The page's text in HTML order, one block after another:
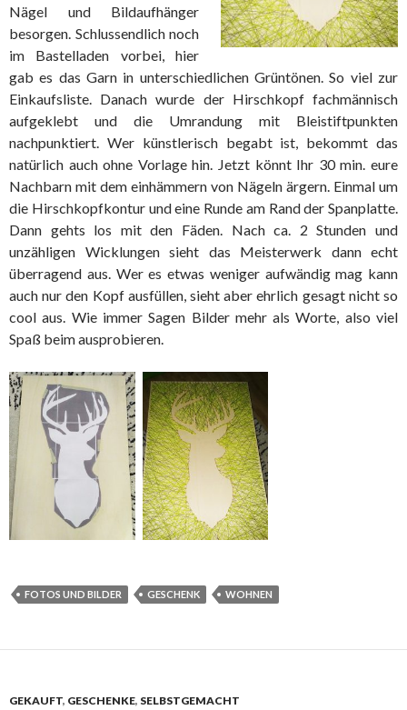
Nägel und Bildaufhänger
besorgen. Schlussendlich noch
im Bastelladen vorbei, hier
gab es das Garn in unterschiedlichen Grüntönen. So viel zur
Einkaufsliste. Danach wurde der Hirschkopf fachmännisch
aufgeklebt und die Umrandung mit Bleistiftpunkten
nachpunktiert. Wer künstlerisch begabt ist, bekommt das
natürlich auch ohne Vorlage hin. Jetzt könnt Ihr 30 min. eure
Nachbarn mit dem einhämmern von Nägeln ärgern. Einmal um
die Hirschkopfkontur und eine Runde am Rand der Spanplatte.
Dann gehts los mit den Fäden. Nach ca. 2 Stunden und
unzähligen Wicklungen sieht das Meisterwerk dann echt
überragend aus. Wer es etwas weniger aufwändig mag kann
auch nur den Kopf ausfüllen, sieht aber ehrlich gesagt nicht so
cool aus. Wie immer Sagen Bilder mehr als Worte, also viel
Spaß beim ausprobieren.
FOTOS UND BILDER GESCHENK WOHNEN
GEKAUFT, GESCHENKE, SELBSTGEMACHT